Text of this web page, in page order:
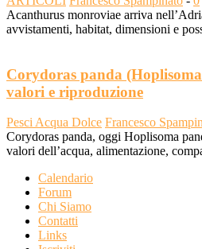
Acanthurus monroviae arriva
avvistamenti, habitat, dimensioni e
Corydoras panda
valori e riproduzione
Pesci Acqua Dolce Francesco
Corydoras panda, oggi Hoplisoma
valori dell’acqua, alimentazione,
Calendario
Forum
Chi Siamo
Contatti
Links